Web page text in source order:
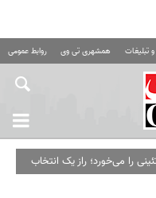
تبلیغات همشهری تی وی روابط عمومی
را می‌خورد؛ راز یک انتخاب